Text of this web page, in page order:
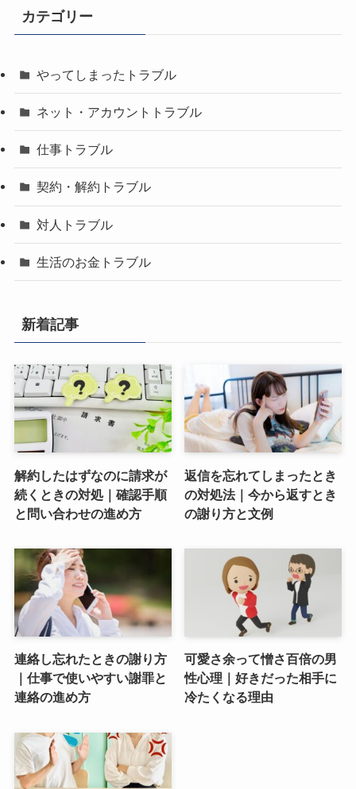
カテゴリー
やってしまったトラブル
ネット・アカウントトラブル
仕事トラブル
契約・解約トラブル
対人トラブル
生活のお金トラブル
新着記事
解約したはずなのに請求が
続くときの対処｜確認手順
と問い合わせの進め方
返信を忘れてしまったとき
の対処法｜今から返すとき
の謝り方と文例
連絡し忘れたときの謝り方
｜仕事で使いやすい謝罪と
連絡の進め方
可愛さ余って憎さ百倍の男
性心理｜好きだった相手に
冷たくなる理由